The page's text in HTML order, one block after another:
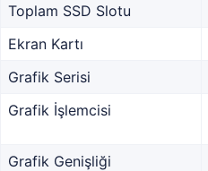
Toplam SSD Slotu
Ekran Kartı
Grafik Serisi
Grafik İşlemcisi
Grafik Genişliği